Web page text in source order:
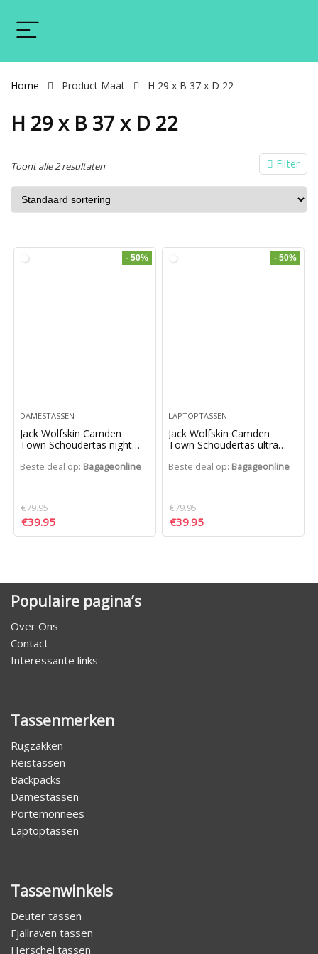
Home Product Maat H 29 x B 37 x D 22
H 29 x B 37 x D 22
Filter
Toont alle 2 resultaten
- 50%
DAMESTASSEN
Jack Wolfskin Camden
Town Schoudertas night
Beste deal op: Bagageonline
€79.95
€39.95
- 50%
LAPTOPTASSEN
Jack Wolfskin Camden
Town Schoudertas ultra
Beste deal op: Bagageonline
€79.95
€39.95
Populaire pagina’s
Over Ons
Contact
Interessante links
Tassenmerken
Rugzakken
Reistassen
Backpacks
Damestassen
Portemonnees
Laptoptassen
Tassenwinkels
Deuter tassen
Fjällraven tassen
Herschel tassen